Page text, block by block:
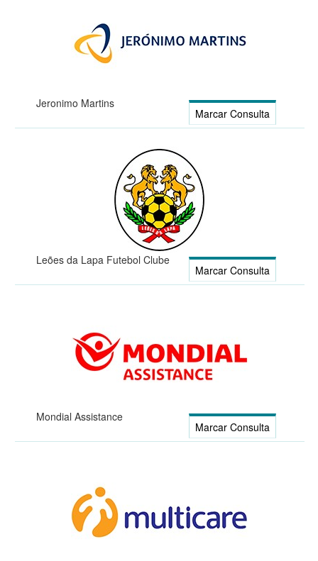
Jeronimo Martins
Marcar Consulta
Leões da Lapa Futebol Clube
Marcar Consulta
Mondial Assistance
Marcar Consulta